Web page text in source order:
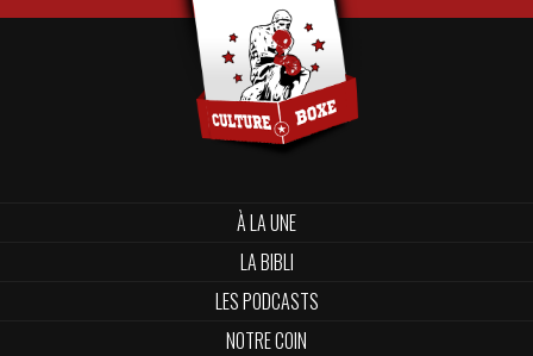
À LA UNE
LA BIBLI
LES PODCASTS
NOTRE COIN